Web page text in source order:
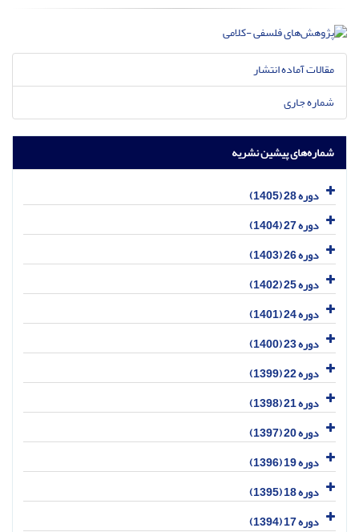
مقالات آماده انتشار
شماره جاری
شماره‌های پیشین نشریه
دوره 28 (1405)
دوره 27 (1404)
دوره 26 (1403)
دوره 25 (1402)
دوره 24 (1401)
دوره 23 (1400)
دوره 22 (1399)
دوره 21 (1398)
دوره 20 (1397)
دوره 19 (1396)
دوره 18 (1395)
دوره 17 (1394)